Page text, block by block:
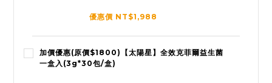
優惠價 NT$1,988
加價優惠(原價$1800)【太陽星】全效克菲爾益生菌
一盒入(3g*30包/盒)